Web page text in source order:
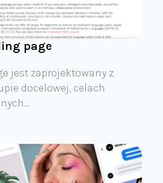
page
jest zaprojektowany z
docelowej, celach